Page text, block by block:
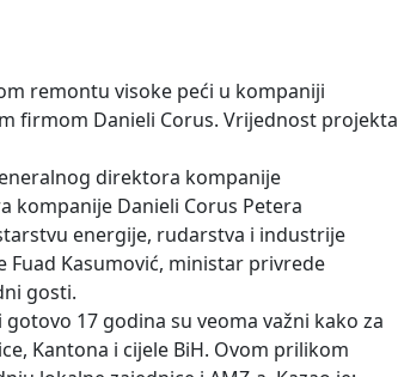
remontu visoke peći u kompaniji
firmom Danieli Corus. Vrijednost projekta
direktora kompanije
kompanije Danieli Corus Petera
energije, rudarstva i industrije
Fuad Kasumović, ministar privrede
gosti.
17 godina su veoma važni kako za
Kantona i cijele BiH. Ovom prilikom